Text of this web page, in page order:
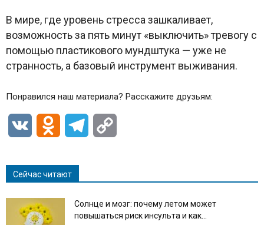
В мире, где уровень стресса зашкаливает,
возможность за пять минут «выключить» тревогу с
помощью пластикового мундштука — уже не
странность, а базовый инструмент выживания.
Понравился наш материала? Расскажите друзьям:
VK Odnoklassniki
Telegram
Сейчас читают
Солнце и мозг: почему летом может
повышаться риск инсульта и как...